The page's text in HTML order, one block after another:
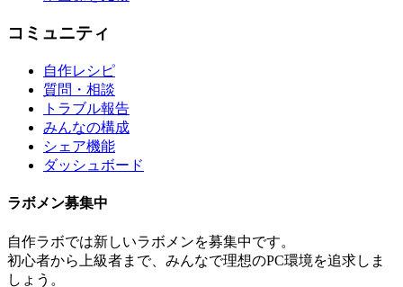
コミュニティ
自作レシピ
質問・相談
トラブル報告
みんなの構成
シェア機能
ダッシュボード
ラボメン募集中
自作ラボでは新しいラボメンを募集中です。
初心者から上級者まで、みんなで理想のPC環境を追求しま
しょう。